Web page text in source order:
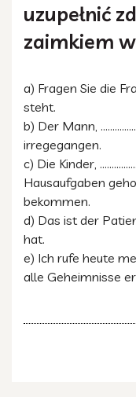
uzupełnić
zaimkiem
a) Fragen Sie die
steht.
b) Der Mann,
irregegangen.
c) Die Kinder,
Hausaufgaben
bekommen.
d) Das ist der
hat.
e) Ich rufe heute
alle Geheimnisse